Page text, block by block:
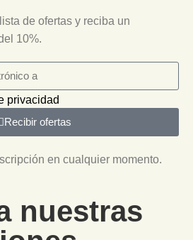
de ofertas y reciba un
10%.
privacidad
Recibir ofertas
en cualquier momento.
nuestras